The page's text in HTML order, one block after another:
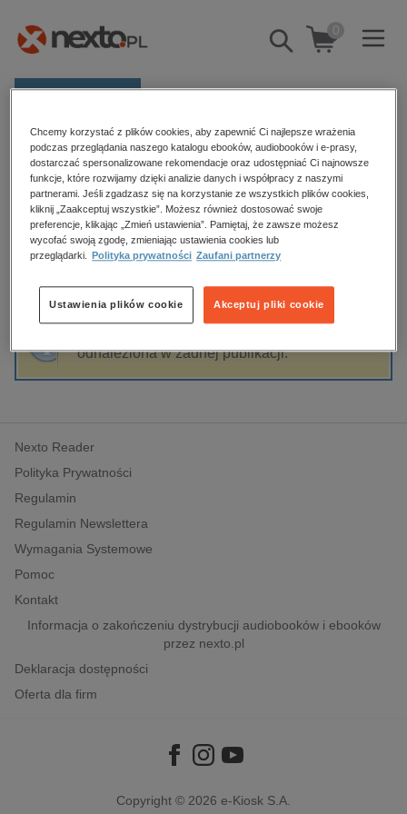
Pokaż/schowaj
wyszukiwarkę
0
Kategorie
Zobacz wszystkie E-prasa
budownictwo, aranżacja wnętrz
biznesowe, branżowe, gospodarka
dzienniki
edukacja
hobby, sport, rozrywka
komputery, internet, technologie, informatyka
polityka, społeczno-informacyjne
psychologiczne
inne
popularno-naukowe
historia
Strona główna Sawako Ariyoshi
Sawako Ariyoshi
Sortowanie Filtrowanie
odnaleziona w żadnej publikacji.
Nexto Reader
Polityka Prywatności
Regulamin
Regulamin Newslettera
Wymagania Systemowe
Pomoc
Kontakt
Informacja o zakończeniu dystrybucji audiobooków i ebooków
przez nexto.pl
Deklaracja dostępności
Oferta dla firm
Copyright © 2026 e-Kiosk S.A.
Chcemy korzystać z plików cookies, aby zapewnić Ci najlepsze wrażenia
podczas przeglądania naszego katalogu ebooków, audiobooków i e-prasy,
dostarczać spersonalizowane rekomendacje oraz udostępniać Ci najnowsze
funkcje, które rozwijamy dzięki analizie danych i współpracy z naszymi
partnerami. Jeśli zgadzasz się na korzystanie ze wszystkich plików cookies,
kliknij „Zaakceptuj wszystkie”. Możesz również dostosować swoje
preferencje, klikając „Zmień ustawienia”. Pamiętaj, że zawsze możesz
wycofać swoją zgodę, zmieniając ustawienia cookies lub
przeglądarki.
Polityka prywatności Zaufani partnerzy
Akceptuj pliki cookie
Ustawienia plików cookie